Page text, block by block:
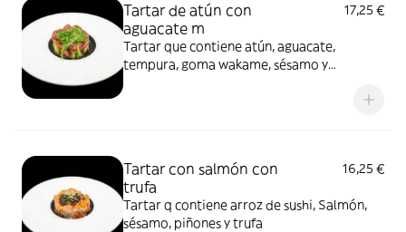
Tartar de atún con
aguacate m
17,25 €
Tartar que contiene atún, aguacate,
tempura, goma wakame, sésamo y
Tartar con salmón con
trufa
16,25 €
Tartar q contiene arroz de sushi, Salmón,
sésamo, piñones y trufa